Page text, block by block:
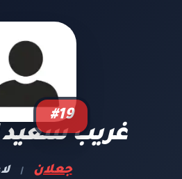
#19
غريب سعيد
جعلان |